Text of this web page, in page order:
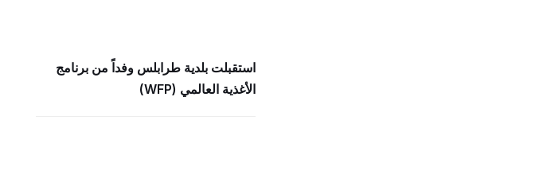
استقبلت بلدية طرابلس وفداً من برنامج
الأغذية العالمي (WFP)